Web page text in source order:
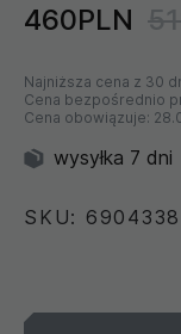
460PLN
Najniższa cena z 30
Cena bezpośrednio
Cena obowiązuje:
wysyłka 7 dni
SKU: